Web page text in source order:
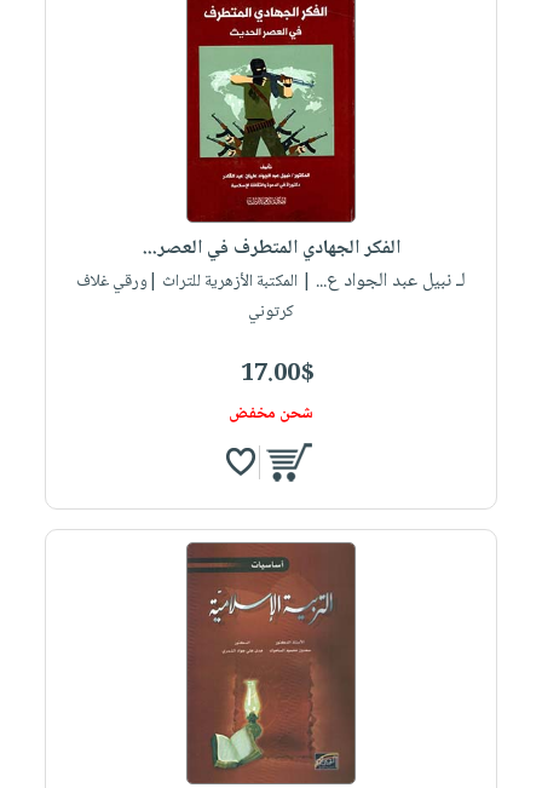
الفكر الجهادي المتطرف في العصر...
لـ نبيل عبد الجواد ع... | المكتبة الأزهرية للتراث |ورقي غلاف
كرتوني
17.00$
شحن مخفض